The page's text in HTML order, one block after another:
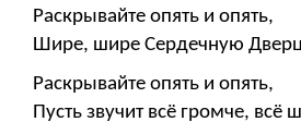
Раскрывайте опять и опять,
Шире, шире Сердечную
Раскрывайте опять и опять,
Пусть звучит всё громче, всё